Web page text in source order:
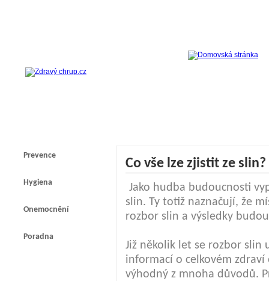
Prevence
Hygiena
Onemocnění
Poradna
Co vše lze zjistit ze slin?
Jako hudba budoucnosti
slin. Ty totiž naznačují, že
rozbor slin a výsledky
Již několik let se rozbor slin
informací o celkovém
výhodný z mnoha důvodů.